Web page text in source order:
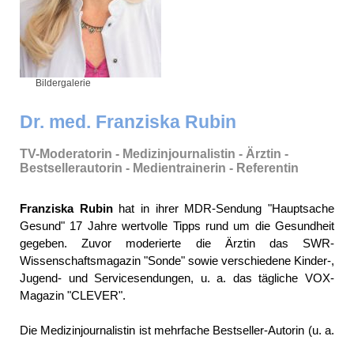
Bildergalerie
Bildergalerie
Dr. med. Franziska Rubin
TV-Moderatorin - Medizinjournalistin - Ärztin -
Bestsellerautorin - Medientrainerin - Referentin
Franziska Rubinhat in ihrer MDR-Sendung "Hauptsache
Gesund" 17 Jahre wertvolle Tipps rund um die Gesundheit
gegeben. Zuvor moderierte die Ärztin das SWR-
Wissenschaftsmagazin "Sonde" sowie verschiedene Kinder-,
Jugend- und Servicesendungen, u. a. das tägliche VOX-
Magazin "CLEVER".
Die Medizinjournalistin ist mehrfache Bestseller-Autorin (u. a.